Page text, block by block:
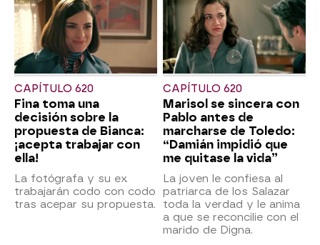
CAPÍTULO 620
Fina toma una
decisión sobre la
propuesta de Bianca:
¡acepta trabajar con
ella!
La fotógrafa y su ex
trabajarán codo con codo
tras acepar su propuesta.
CAPÍTULO 620
Marisol se sincera con
Pablo antes de
marcharse de Toledo:
“Damián impidió que
me quitase la vida”
La joven le confiesa al
patriarca de los Salazar
toda la verdad y le anima
a que se reconcilie con el
marido de Digna.